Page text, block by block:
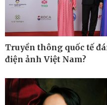
Bất động sản
Khởi nghiệp
Truyền thông quốc tế
điện ảnh Việt Nam?